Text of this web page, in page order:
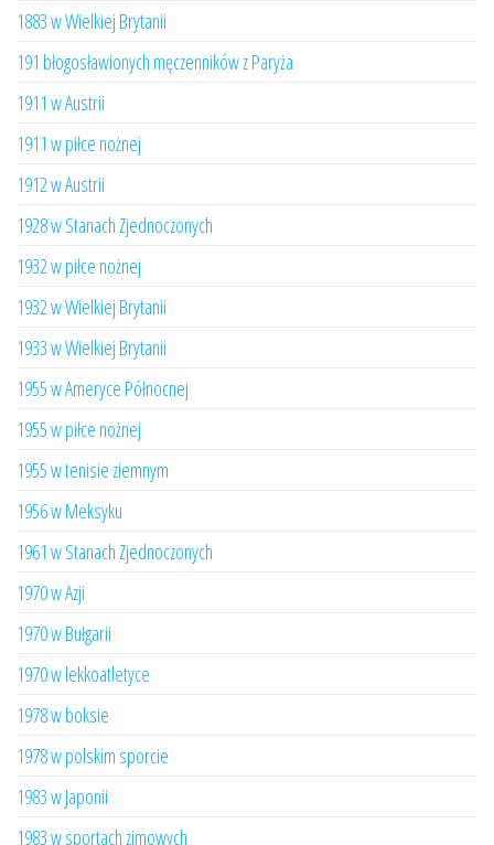
1883 w Wielkiej Brytanii
191 błogosławionych męczenników z Paryża
1911 w Austrii
1911 w piłce nożnej
1912 w Austrii
1928 w Stanach Zjednoczonych
1932 w piłce nożnej
1932 w Wielkiej Brytanii
1933 w Wielkiej Brytanii
1955 w Ameryce Północnej
1955 w piłce nożnej
1955 w tenisie ziemnym
1956 w Meksyku
1961 w Stanach Zjednoczonych
1970 w Azji
1970 w Bułgarii
1970 w lekkoatletyce
1978 w boksie
1978 w polskim sporcie
1983 w Japonii
1983 w sportach zimowych